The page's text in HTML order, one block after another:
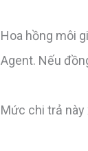
Hoa hồng môi
Agent. Nếu
Mức chi trả này